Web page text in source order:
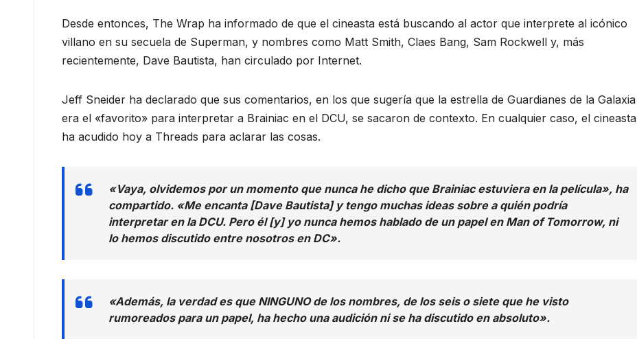
Desde entonces, The Wrap ha informado de que el cineasta está buscando al actor que interprete al icónico
villano en su secuela de Superman, y nombres como Matt Smith, Claes Bang, Sam Rockwell y, más
recientemente, Dave Bautista, han circulado por Internet.
Jeff Sneider ha declarado que sus comentarios, en los que sugería que la estrella de Guardianes de la Galaxia
era el «favorito» para interpretar a Brainiac en el DCU, se sacaron de contexto. En cualquier caso, el cineasta
ha acudido hoy a Threads para aclarar las cosas.
«Vaya, olvidemos por un momento que nunca he dicho que Brainiac estuviera en la película», ha
compartido. «Me encanta [Dave Bautista] y tengo muchas ideas sobre a quién podría
interpretar en la DCU. Pero él [y] yo nunca hemos hablado de un papel en Man of Tomorrow, ni
lo hemos discutido entre nosotros en DC».
«Además, la verdad es que NINGUNO de los nombres, de los seis o siete que he visto
rumoreados para un papel, ha hecho una audición ni se ha discutido en absoluto».